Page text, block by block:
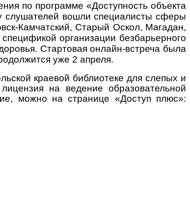
по программе «Доступность объекта
слушателей вошли специалисты сферы
Камчатский, Старый Оскол, Магадан,
организации безбарьерного
Стартовая онлайн-встреча была
уже 2 апреля.
краевой библиотеке для слепых и
на ведение образовательной
можно на странице «Доступ плюс»: